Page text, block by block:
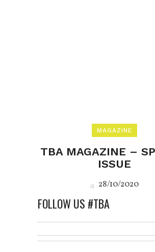
MAGAZINE
TBA MAGAZINE –
ISSUE
28/10/2020
FOLLOW US #TBA